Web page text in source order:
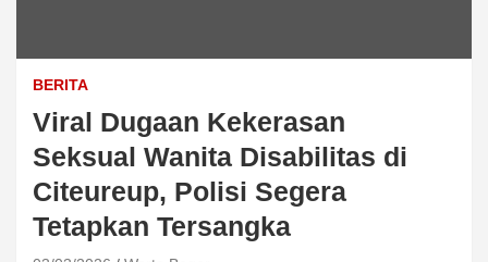
BERITA
Viral Dugaan Kekerasan
Seksual Wanita Disabilitas di
Citeureup, Polisi Segera
Tetapkan Tersangka